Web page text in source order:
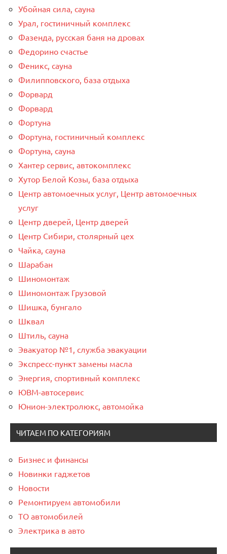
Убойная сила, сауна
Урал, гостиничный комплекс
Фазенда, русская баня на дровах
Федорино счастье
Феникс, сауна
Филипповского, база отдыха
Форвард
Форвард
Фортуна
Фортуна, гостиничный комплекс
Фортуна, сауна
Хантер сервис, автокомплекс
Хутор Белой Козы, база отдыха
Центр автомоечных услуг, Центр автомоечных
услуг
Центр дверей, Центр дверей
Центр Сибири, столярный цех
Чайка, сауна
Шарабан
Шиномонтаж
Шиномонтаж Грузовой
Шишка, бунгало
Шквал
Штиль, сауна
Эвакуатор №1, служба эвакуации
Экспресс-пункт замены масла
Энергия, спортивный комплекс
ЮВМ-автосервис
Юнион-электролюкс, автомойка
ЧИТАЕМ ПО КАТЕГОРИЯМ
Бизнес и финансы
Новинки гаджетов
Новости
Ремонтируем автомобили
ТО автомобилей
Электрика в авто